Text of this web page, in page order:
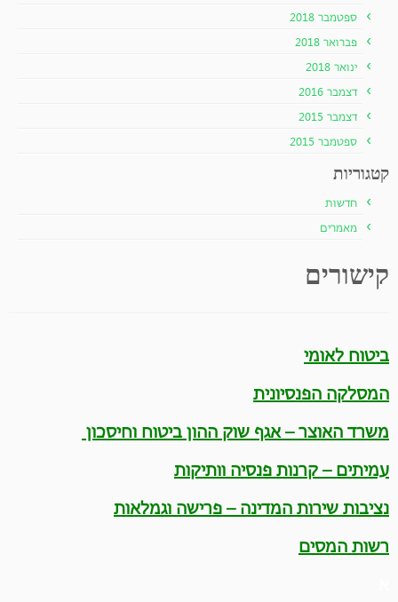
ספטמבר 2018
פברואר 2018
ינואר 2018
דצמבר 2016
דצמבר 2015
ספטמבר 2015
קטגוריות
חדשות
מאמרים
קישורים
ביטוח לאומי
המסלקה הפנסיונית
משרד האוצר – אגף שוק ההון ביטוח וחיסכון
עמיתים – קרנות פנסיה וותיקות
נציבות שירות המדינה – פרישה וגמלאות
רשות המסים